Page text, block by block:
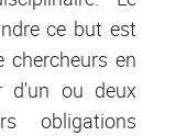
ce but est
chercheurs en
d'un ou deux
obligations